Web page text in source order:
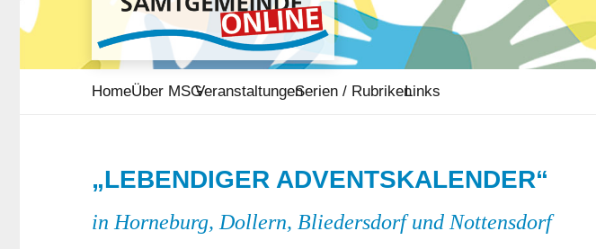
HomeÜber MSGVeranstaltungenSerien / RubrikenLinks
„LEBENDIGER ADVENTSKALENDER“
in Horneburg, Dollern, Bliedersdorf und Nottensdorf